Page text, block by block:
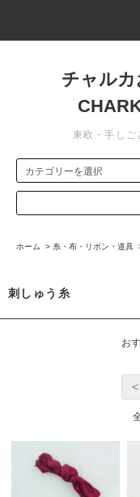
チャル
東欧・手しご
ホーム > 糸・布・リボン・道具
刺しゅう糸
お